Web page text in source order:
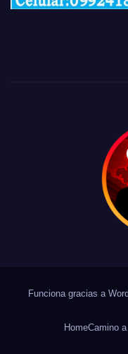
Funciona gracias a
HomeCamino